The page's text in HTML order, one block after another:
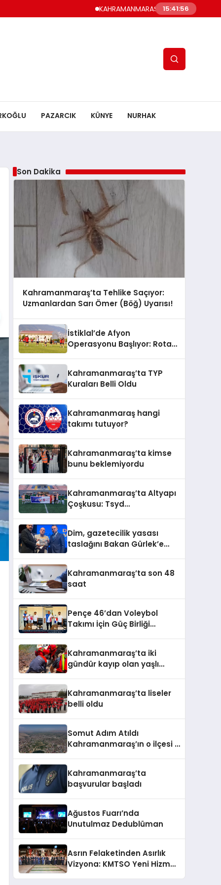
KAHRAMANMARAŞ UYUMA, AMATÖRÜ EZDİRME:
15:41:57
PAZARCIK KÜNYE NURHAK
Son Dakika
Kahramanmaraş’ta Tehlike Saçıyor:
Uzmanlardan Sarı Ömer (Böğ) Uyarısı!
İstiklal’de Afyon
Operasyonu Başlıyor: Rota
Kahramanmaraş’ta TYP
Kuraları Belli Oldu
Kahramanmaraş hangi
takımı tutuyor?
Kahramanmaraş’ta kimse
bunu beklemiyordu
Kahramanmaraş’ta Altyapı
Çoşkusu: Tsyd
Dim, gazetecilik yasası
taslağını Bakan Gürlek’e
Kahramanmaraş’ta son 48
saat
Pençe 46’dan Voleybol
Takımı İçin Güç Birliği
Kahramanmaraş’ta iki
gündür kayıp olan yaşlı
Kahramanmaraş’ta liseler
belli oldu
Somut Adım Atıldı
Kahramanmaraş’ın o ilçesi il
Kahramanmaraş’ta
başvurular başladı
Ağustos Fuarı’nda
Unutulmaz Dedublüman
Asrın Felaketinden Asırlık
Vizyona: KMTSO Yeni Hizmet